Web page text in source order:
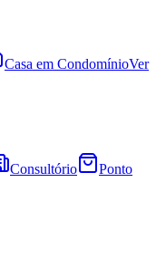
Casa em CondomínioVer
Consultório
Ponto